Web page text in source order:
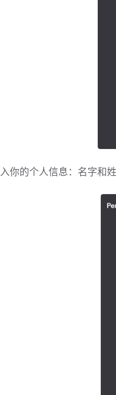
你的个人信息：名字和姓